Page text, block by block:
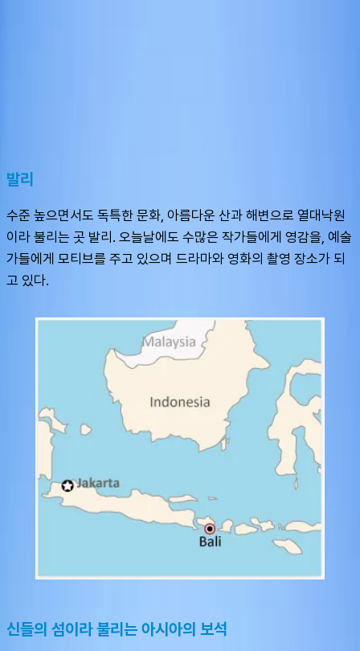
발리
수준 높으면서도 독특한 문화, 아름다운 산과 해변으로 열대낙원
이라 불리는 곳 발리. 오늘날에도 수많은 작가들에게 영감을, 예술
가들에게 모티브를 주고 있으며 드라마와 영화의 촬영 장소가 되
고 있다.
신들의 섬이라 불리는 아시아의 보석